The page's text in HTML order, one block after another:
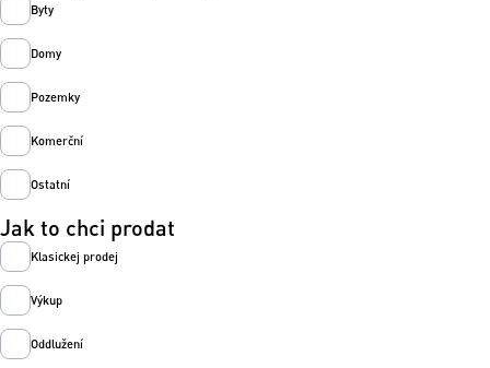
Byty
Domy
Pozemky
Komerční
Ostatní
Jak to chci prodat
Klasickej prodej
Výkup
Oddlužení